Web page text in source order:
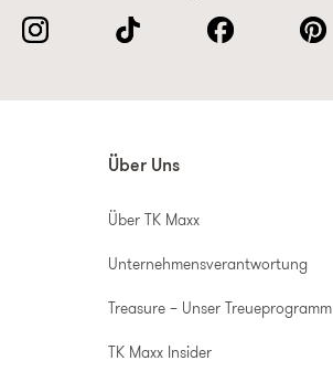
Über Uns
Über TK Maxx
Unternehmensverantwortung
Treasure – Unser Treueprogramm
TK Maxx Insider